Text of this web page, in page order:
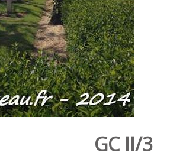
GC II/3